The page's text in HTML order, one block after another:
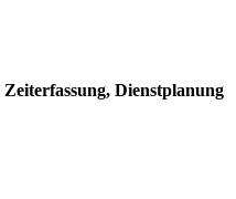
Dienstplanung